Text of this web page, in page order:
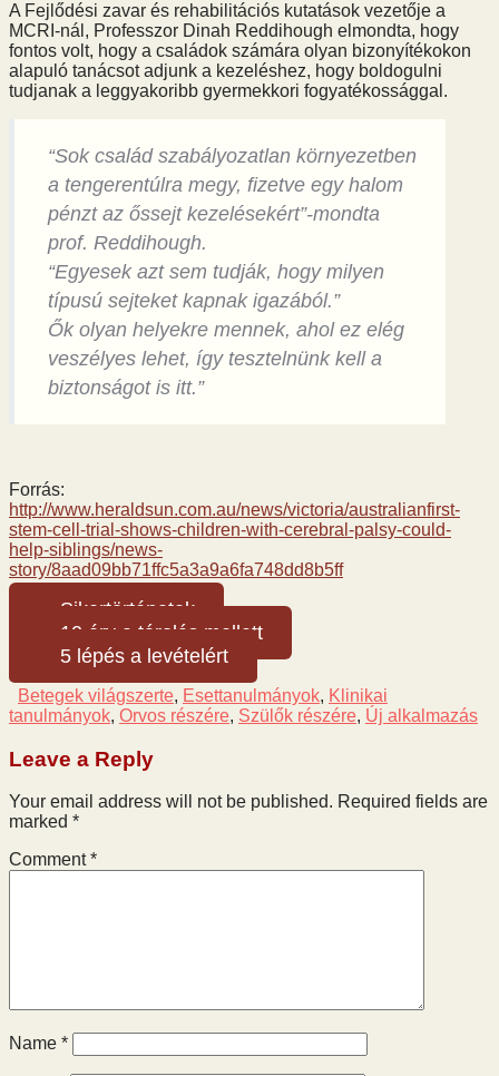
A Fejlődési zavar és rehabilitációs kutatások vezetője a
MCRI-nál, Professzor Dinah Reddihough elmondta, hogy
fontos volt, hogy a családok számára olyan bizonyítékokon
alapuló tanácsot adjunk a kezeléshez, hogy boldogulni
tudjanak a leggyakoribb gyermekkori fogyatékossággal.
“Sok család szabályozatlan környezetben
a tengerentúlra megy, fizetve egy halom
pénzt az őssejt kezelésekért”-mondta
prof. Reddihough.
“Egyesek azt sem tudják, hogy milyen
típusú sejteket kapnak igazából.”
Ők olyan helyekre mennek, ahol ez elég
veszélyes lehet, így tesztelnünk kell a
biztonságot is itt.”
Forrás:
http://www.heraldsun.com.au/news/victoria/australianfirst-
stem-cell-trial-shows-children-with-cerebral-palsy-could-
help-siblings/news-
story/8aad09bb71ffc5a3a9a6fa748dd8b5ff
Sikertörténetek
10 érv a tárolás mellett
5 lépés a levételért
Betegek világszerte, Esettanulmányok, Klinikai
tanulmányok, Orvos részére, Szülők részére, Új alkalmazás
Leave a Reply
Your email address will not be published. Required fields are
marked *
Comment*
Name *